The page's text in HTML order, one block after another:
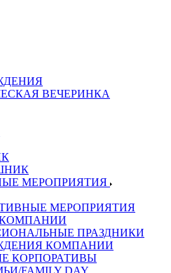
ВЕЧЕРИНКА
МЕРОПРИЯТИЯ
МЕРОПРИЯТИЯ
ПРАЗДНИКИ
КОМПАНИИ
КОРПОРАТИВЫ